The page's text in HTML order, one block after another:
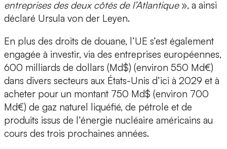
entreprises des deux côtés de l’Atlantique», a ainsi
déclaré Ursula von der Leyen.
En plus des droits de douane, l’UE s’est également
engagée à investir, via des entreprises européennes,
600 milliards de dollars (Md$) (environ 550 Md€)
dans divers secteurs aux États-Unis d’ici à 2029 et à
acheter pour un montant 750 Md$ (environ 700
Md€) de gaz naturel liquéfié, de pétrole et de
produits issus de l’énergie nucléaire américains au
cours des trois prochaines années.